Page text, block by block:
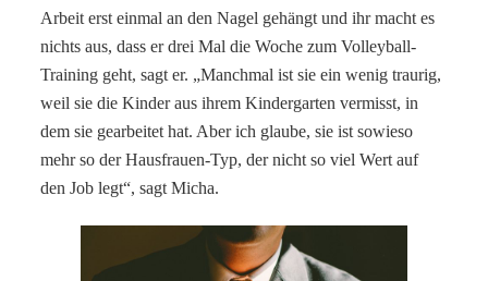
Arbeit erst einmal an den Nagel gehängt und ihr macht es
nichts aus, dass er drei Mal die Woche zum Volleyball-
Training geht, sagt er. „Manchmal ist sie ein wenig traurig,
weil sie die Kinder aus ihrem Kindergarten vermisst, in
dem sie gearbeitet hat. Aber ich glaube, sie ist sowieso
mehr so der Hausfrauen-Typ, der nicht so viel Wert auf
den Job legt“, sagt Micha.